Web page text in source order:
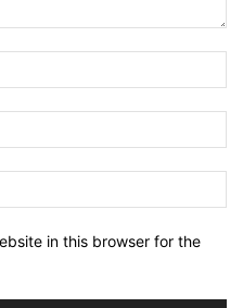
in this browser for the